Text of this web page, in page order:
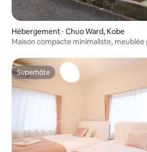
Hébergement ⋅ Chuo Ward, Kobe
Maison compacte minimaliste, meublée
Superhôte
Superhôte